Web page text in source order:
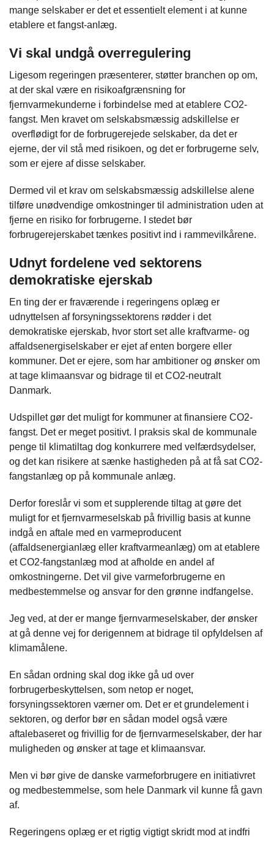
mange selskaber er det et essentielt element i at kunne
etablere et fangst-anlæg.
Vi skal undgå overregulering
Ligesom regeringen præsenterer, støtter branchen op om,
at der skal være en risikoafgrænsning for
fjernvarmekunderne i forbindelse med at etablere CO2-
fangst. Men kravet om selskabsmæssig adskillelse er
overflødigt for de forbrugerejede selskaber, da det er
ejerne, der vil stå med risikoen, og det er forbrugerne selv,
som er ejere af disse selskaber.
Dermed vil et krav om selskabsmæssig adskillelse alene
tilføre unødvendige omkostninger til administration uden at
fjerne en risiko for forbrugerne. I stedet bør
forbrugerejerskabet tænkes positivt ind i rammevilkårene.
Udnyt fordelene ved sektorens
demokratiske ejerskab
En ting der er fraværende i regeringens oplæg er
udnyttelsen af forsyningssektorens rødder i det
demokratiske ejerskab, hvor stort set alle kraftvarme- og
affaldsenergiselskaber er ejet af enten borgere eller
kommuner. Det er ejere, som har ambitioner og ønsker om
at tage klimaansvar og bidrage til et CO2-neutralt
Danmark.
Udspillet gør det muligt for kommuner at finansiere CO2-
fangst. Det er meget positivt. I praksis skal de kommunale
penge til klimatiltag dog konkurrere med velfærdsydelser,
og det kan risikere at sænke hastigheden på at få sat CO2-
fangstanlæg op på kommunale anlæg.
Derfor foreslår vi som et supplerende tiltag at gøre det
muligt for et fjernvarmeselskab på frivillig basis at kunne
indgå en aftale med en varmeproducent
(affaldsenergianlæg eller kraftvarmeanlæg) om at etablere
et CO2-fangstanlæg mod at afholde en andel af
omkostningerne. Det vil give varmeforbrugerne en
medbestemmelse og ansvar for den grønne indfangelse.
Jeg ved, at der er mange fjernvarmeselskaber, der ønsker
at gå denne vej for derigennem at bidrage til opfyldelsen af
klimamålene.
En sådan ordning skal dog ikke gå ud over
forbrugerbeskyttelsen, som netop er noget,
forsyningssektoren værner om. Det er et grundelement i
sektoren, og derfor bør en sådan model også være
aftalebaseret og frivillig for de fjernvarmeselskaber, der har
muligheden og ønsker at tage et klimaansvar.
Men vi bør give de danske varmeforbrugere en initiativret
og medbestemmelse, som hele Danmark vil kunne få gavn
af.
Regeringens oplæg er et rigtig vigtigt skridt mod at indfri